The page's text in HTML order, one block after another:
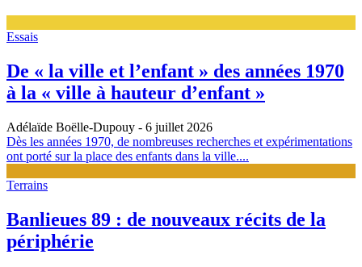
Essais
De « la ville et l’enfant » des années 1970
à la « ville à hauteur d’enfant »
Adélaïde Boëlle-Dupouy - 6 juillet 2026
Dès les années 1970, de nombreuses recherches et expérimentations
ont porté sur la place des enfants dans la ville....
Terrains
Banlieues 89 : de nouveaux récits de la
périphérie